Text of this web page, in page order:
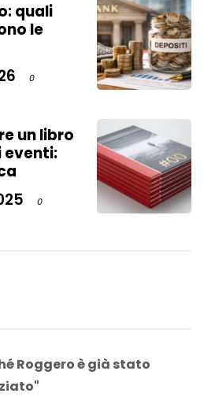
quali
le
0
un libro
eventi:
0
Roggero è già stato